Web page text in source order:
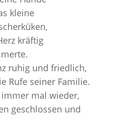
kleine
kräftig
ruhig und friedlich,
Rufe seiner Familie.
mal wieder,
geschlossen und